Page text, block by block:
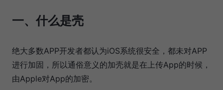
一、什么是壳
绝大多数APP开发者都认为iOS系统很安全，都未对APP
进行加固，所以通俗意义的加壳就是在上传App的时候，
由Apple对App的加密。